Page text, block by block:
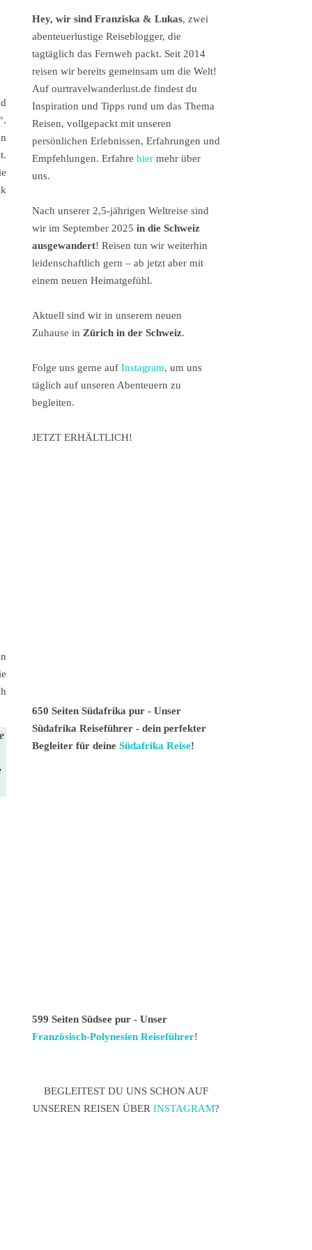
Hey, wir sind Franziska & Lukas, zwei
abenteuerlustige Reiseblogger, die
tagtäglich das Fernweh packt. Seit 2014
reisen wir bereits gemeinsam um die Welt!
Auf ourtravelwanderlust.de findest du
Inspiration und Tipps rund um das Thema
Reisen, vollgepackt mit unseren
persönlichen Erlebnissen, Erfahrungen und
Empfehlungen. Erfahre hier mehr über
uns.
Nach unserer 2,5-jährigen Weltreise sind
wir im September 2025 in die Schweiz
ausgewandert! Reisen tun wir weiterhin
leidenschaftlich gern – ab jetzt aber mit
einem neuen Heimatgefühl.
Aktuell sind wir in unserem neuen
Zuhause in Zürich in der Schweiz.
Folge uns gerne auf Instagram, um uns
täglich auf unseren Abenteuern zu
begleiten.
JETZT ERHÄLTLICH!
650 Seiten Südafrika pur - Unser
Südafrika Reiseführer - dein perfekter
Begleiter für deine Südafrika Reise!
599 Seiten Südsee pur - Unser
Französisch-Polynesien Reiseführer!
BEGLEITEST DU UNS SCHON AUF
UNSEREN REISEN ÜBER INSTAGRAM?